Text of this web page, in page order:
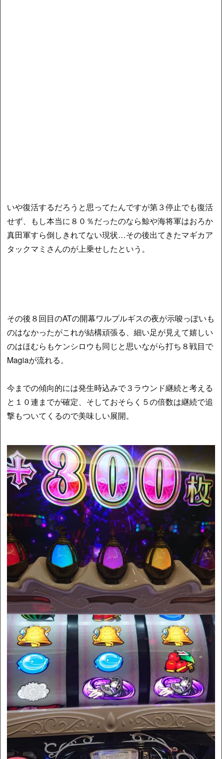
いや復活するだろうと思ってたんですが第３停止でも復活
せず、もし本当に８０％だったのなら鯨や海将軍はおろか
真田軍すら倒しきれてない現状…その後出てきたマギカア
タックマミさんのが上乗せしたという。
その後８回目のATの開幕ワルプルギスの夜が示唆っぽいも
のはなかったがこれが結構頑張る、細い足が見えて嬉しい
のはほむらもケンシロウも同じと思いながら打ち８戦目で
Magiaが流れる。
今までの傾向的には発生時込みで３ラウンド継続と考える
と１０連までが確定、そしておそらく５の倍数は継続で追
撃もついてくるので美味しい展開。